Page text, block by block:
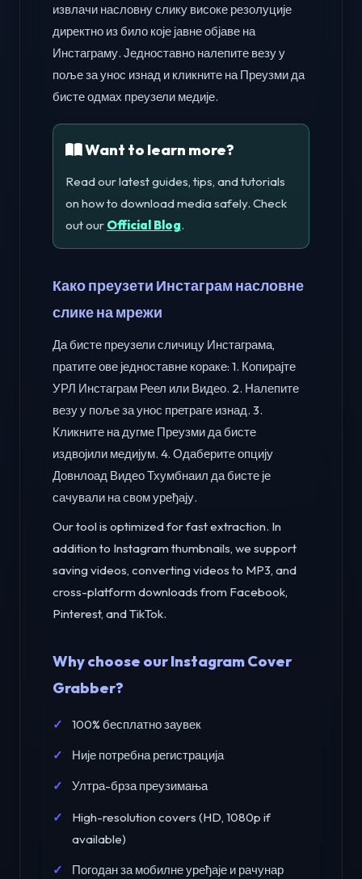
извлачи насловну слику високе резолуције
директно из било које јавне објаве на
Инстаграму. Једноставно налепите везу у
поље за унос изнад и кликните на Преузми да
бисте одмах преузели медије.
Want to learn more?
Read our latest guides, tips, and tutorials
on how to download media safely. Check
out our Official Blog.
Како преузети Инстаграм насловне
слике на мрежи
Да бисте преузели сличицу Инстаграма,
пратите ове једноставне кораке: 1. Копирајте
УРЛ Инстаграм Реел или Видео. 2. Налепите
везу у поље за унос претраге изнад. 3.
Кликните на дугме Преузми да бисте
издвојили медијум. 4. Одаберите опцију
Довнлоад Видео Тхумбнаил да бисте је
сачували на свом уређају.
Our tool is optimized for fast extraction. In
addition to Instagram thumbnails, we support
saving videos, converting videos to MP3, and
cross-platform downloads from Facebook,
Pinterest, and TikTok.
Why choose our Instagram Cover
Grabber?
100% бесплатно заувек
Није потребна регистрација
Ултра-брза преузимања
High-resolution covers (HD, 1080p if
available)
Погодан за мобилне уређаје и рачунар